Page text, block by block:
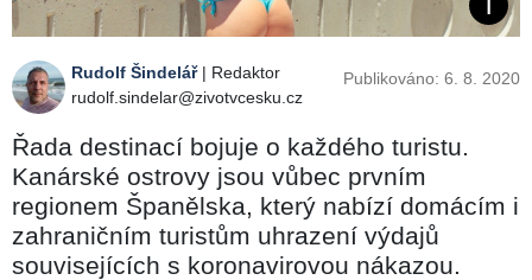
Rudolf Šindelář| Redaktor
rudolf.sindelar@zivotvcesku.cz
Publikováno: 6. 8. 2020
Řada destinací bojuje o každého turistu.
Kanárské ostrovy jsou vůbec prvním
regionem Španělska, který nabízí domácím i
zahraničním turistům uhrazení výdajů
souvisejících s koronavirovou nákazou.